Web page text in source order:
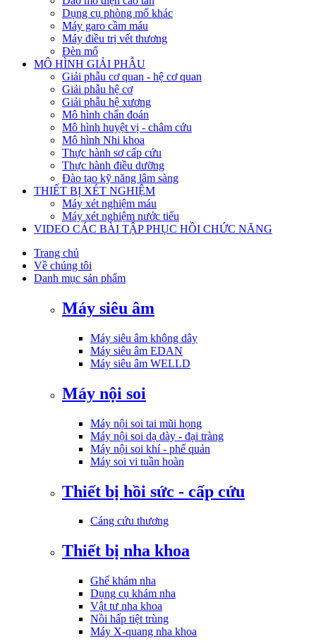
Dụng cụ phòng mổ khác
Máy garo cầm máu
Máy điều trị vết thương
Đèn mổ
MÔ HÌNH GIẢI PHẪU
Giải phẫu cơ quan - hệ cơ quan
Giải phẫu hệ cơ
Giải phẫu hệ xương
Mô hình chẩn đoán
Mô hình huyệt vị - châm cứu
Mô hình Nhi khoa
Thực hành sơ cấp cứu
Thực hành điều dưỡng
Đào tạo kỹ năng lâm sàng
THIẾT BỊ XÉT NGHIỆM
Máy xét nghiệm máu
Máy xét nghiệm nước tiểu
VIDEO CÁC BÀI TẬP PHỤC HỒI CHỨC NĂNG
Trang chủ
Về chúng tôi
Danh mục sản phẩm
Máy siêu âm
Máy siêu âm không dây
Máy siêu âm EDAN
Máy siêu âm WELLD
Máy nội soi
Máy nội soi tai mũi họng
Máy nội soi dạ dày - đại tràng
Máy nội soi khí - phế quản
Máy soi vi tuần hoàn
Thiết bị hồi sức - cấp cứu
Cáng cứu thương
Thiết bị nha khoa
Ghế khám nha
Dụng cụ khám nha
Vật tư nha khoa
Nồi hấp tiệt trùng
Máy X-quang nha khoa